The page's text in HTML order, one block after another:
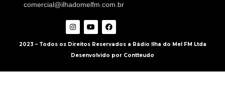
comercial@ilhadomelfm.com.br
2023 – Todos os Direitos Reservados a Rádio Ilha do Mel FM Ltda
Desenvolvido por Contteudo